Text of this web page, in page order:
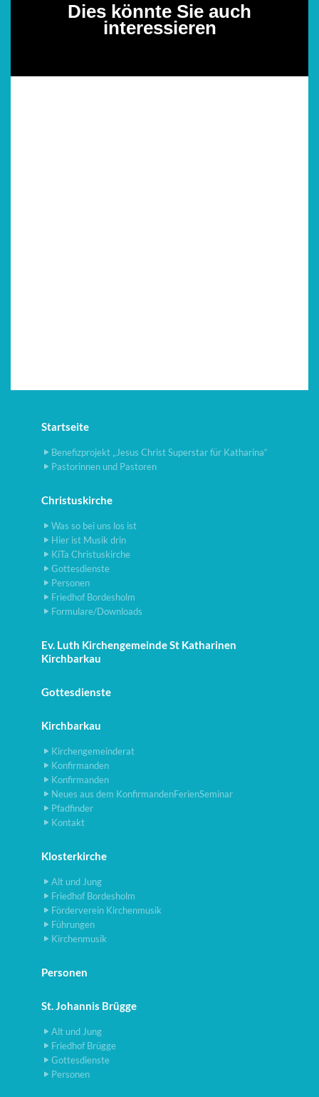
Dies könnte Sie auch
interessieren
Startseite
Benefizprojekt „Jesus Christ Superstar für Katharina“
Pastorinnen und Pastoren
Christuskirche
Was so bei uns los ist
Hier ist Musik drin
KiTa Christuskirche
Gottesdienste
Personen
Friedhof Bordesholm
Formulare/Downloads
Ev. Luth Kirchengemeinde St Katharinen
Kirchbarkau
Gottesdienste
Kirchbarkau
Kirchengemeinderat
Konfirmanden
Konfirmanden
Neues aus dem KonfirmandenFerienSeminar
Pfadfinder
Kontakt
Klosterkirche
Alt und Jung
Friedhof Bordesholm
Förderverein Kirchenmusik
Führungen
Kirchenmusik
Personen
St. Johannis Brügge
Alt und Jung
Friedhof Brügge
Gottesdienste
Personen